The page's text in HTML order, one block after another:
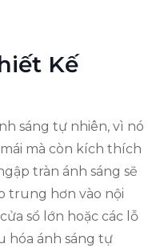
Kế
sáng tự nhiên, vì nó
mà còn kích thích
tràn ánh sáng sẽ
trung hơn vào nội
sổ lớn hoặc các lỗ
hóa ánh sáng tự